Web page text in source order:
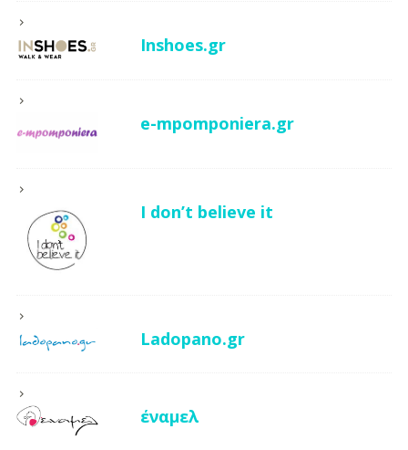
Inshoes.gr
e-mpomponiera.gr
I don’t believe it
Ladopano.gr
έναμελ